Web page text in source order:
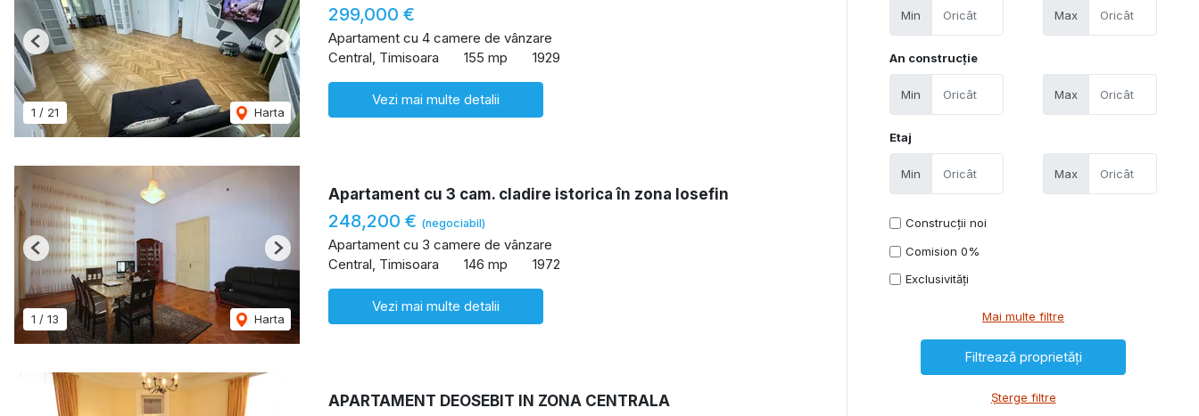
1 / 21 Harta
Previous Next
299,000 €
Apartament cu 4 camere de vânzare
Central, Timisoara
155 mp 1929
Vezi mai multe detalii
1 / 13 Harta
Previous Next
Apartament cu 3 cam. cladire istorica în zona Iosefin
248,200 € (negociabil)
Apartament cu 3 camere de vânzare
Central, Timisoara
146 mp 1972
Vezi mai multe detalii
APARTAMENT DEOSEBIT IN ZONA CENTRALA
Min Max
An construcție
Min Max
Etaj
Min Max
Construcții noi
Comision 0%
Exclusivități
Mai multe filtre
Șterge filtre